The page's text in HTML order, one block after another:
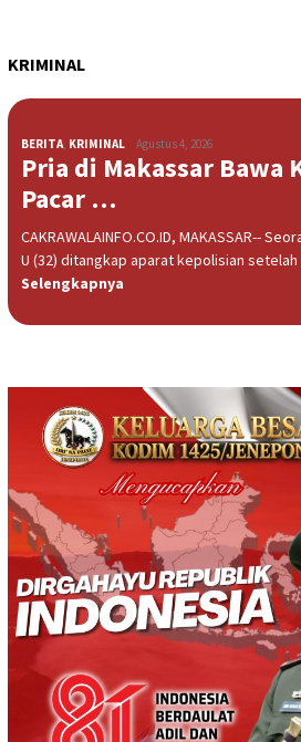
KRIMINAL
BERITA, KRIMINAL Agustus 4, 2026
Pria di Makassar Bawa
Pacar …
CAKRAWALAINFO.CO.ID, MAKASSAR--
U (32) ditangkap aparat kepolisian
Selengkapnya